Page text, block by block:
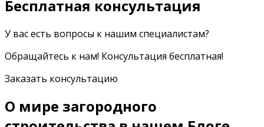
Бесплатная консультация
У вас есть вопросы к нашим специалистам?
Обращайтесь к нам! Консультация бесплатная!
Заказать консультацию
О мире загородного